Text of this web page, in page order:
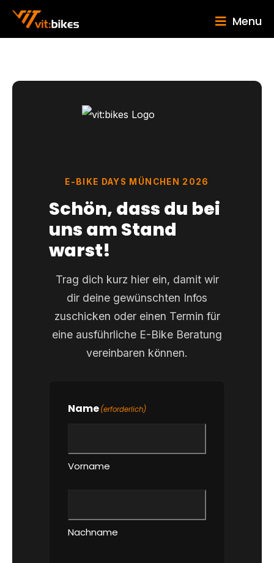
Menu
E-BIKE DAYS MÜNCHEN 2026
Schön, dass du bei
uns am Stand
warst!
Trag dich kurz hier ein, damit wir
dir deine gewünschten Infos
zuschicken oder einen Termin für
eine ausführliche E-Bike Beratung
vereinbaren können.
Name(erforderlich)
Vorname
Nachname